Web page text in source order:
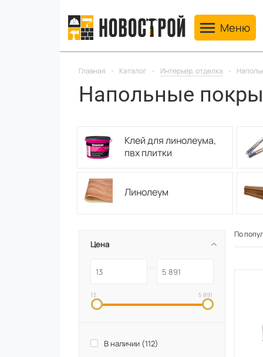
ToggleМеню
Главная - Каталог - Интерьер, отделка -
Напольные
Клей для линолеума,
пвх плитки
Линолеум
Цена
13 5 891
В наличии (112)
По